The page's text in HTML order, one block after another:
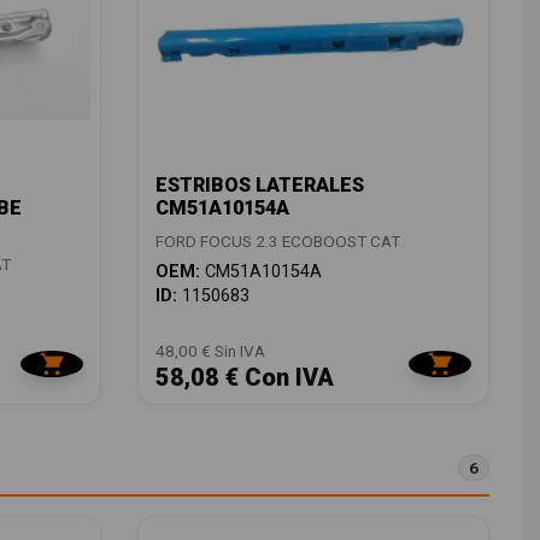
ESTRIBOS LATERALES
CM51A10154A
FORD FOCUS 2.3 ECOBOOST CAT
OEM: CM51A10154A
ID: 1150683
48,00 € Sin IVA
58,08 € Con IVA
6